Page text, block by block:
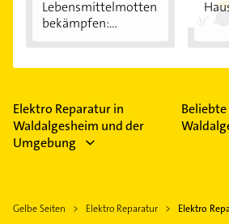
Lebensmittelmotten
bekämpfen:...
Elektro Reparatur in
Waldalgesheim und der
Umgebung
Beliebte
Gelbe Seiten Elektro Reparatur Elektro